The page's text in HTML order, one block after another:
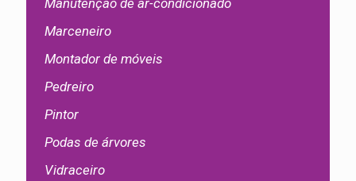
Manutenção de ar-condicionado
Marceneiro
Montador de móveis
Pedreiro
Pintor
Podas de árvores
Vidraceiro